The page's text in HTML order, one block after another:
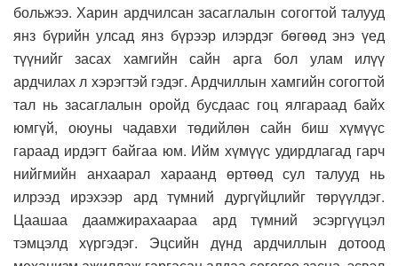
больжээ. Харин ардчилсан засаглалын согогтой талууд
янз бүрийн улсад янз бүрээр илэрдэг бөгөөд энэ үед
түүнийг засах хамгийн сайн арга бол улам илүү
ардчилах л хэрэгтэй гэдэг. Ардчиллын хамгийн согогтой
тал нь засаглалын оройд бусдаас гоц ялгараад байх
юмгүй, оюуны чадавхи төдийлөн сайн биш хүмүүс
гараад ирдэгт байгаа юм. Ийм хүмүүс удирдлагад гарч
нийгмийн анхаарал хараанд өртөөд сул талууд нь
илрээд ирэхээр ард түмний дургүйцлийг төрүүлдэг.
Цаашаа даамжирахаараа ард түмний эсэргүүцэл
тэмцэлд хүргэдэг. Эцсийн дүнд ардчиллын дотоод